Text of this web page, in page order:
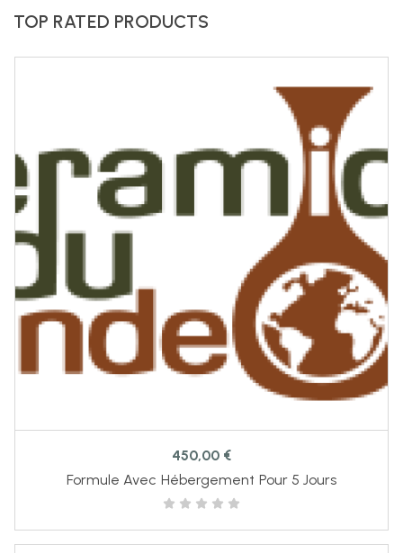
TOP RATED PRODUCTS
450,00 €
Formule Avec Hébergement Pour 5 Jours